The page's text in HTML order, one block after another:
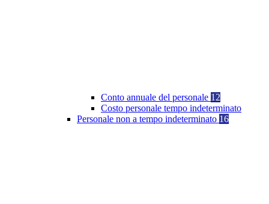
Conto annuale del personale 12
Costo personale tempo indeterminato
Personale non a tempo indeterminato 16